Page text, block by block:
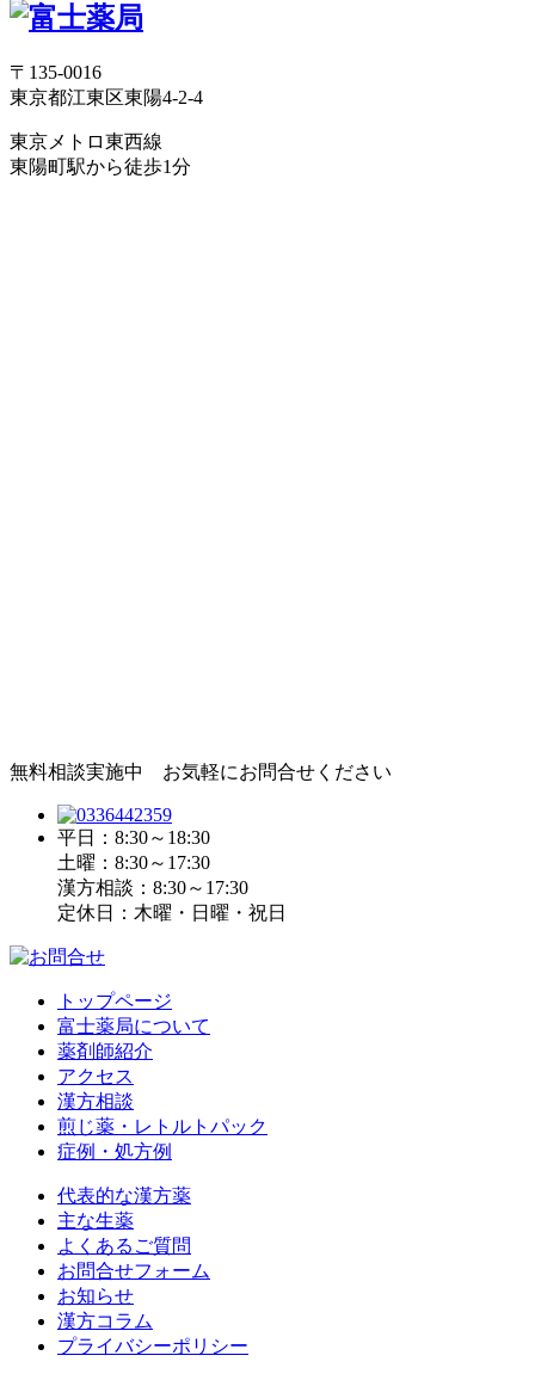
〒135-0016
東京都江東区東陽4-2-4
東京メトロ東西線
東陽町駅から徒歩1分
無料相談実施中 お気軽にお問合せください
平日：8:30～18:30
土曜：8:30～17:30
漢方相談：8:30～17:30
定休日：木曜・日曜・祝日
トップページ
富士薬局について
薬剤師紹介
アクセス
漢方相談
煎じ薬・レトルトパック
症例・処方例
代表的な漢方薬
主な生薬
よくあるご質問
お問合せフォーム
お知らせ
漢方コラム
プライバシーポリシー